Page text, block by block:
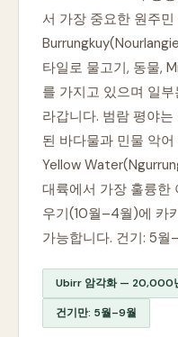
서 가장 중요한 원주민
타일로 물고기, 동물,
를 가지고 있으며 일
라갑니다. 범람 평야는
된 바다물과 민물 악어
Yellow
대륙에서 가장 훌륭한
우기(10월–4월)에 카
가능합니다. 건기: 5월
Ubirr 암각화 — 20,000
건기만: 5월–9월